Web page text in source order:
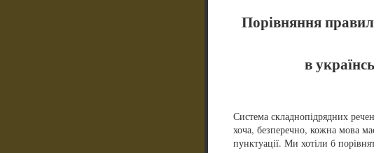
Порівняння
в
Система складнопідрядних
хоча, безперечно, кожна мова
пунктуації. Ми хотіли б